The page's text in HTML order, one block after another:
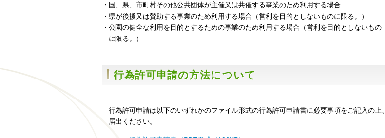
・国、県、市町村その他公共団体が主催又は共催する事業のため利用する場合
・県が後援又は賛助する事業のため利用する場合（営利を目的としないものに限る。）
・公園の健全な利用を目的とするための事業のため利用する場合（営利を目的としないもの
に限る。）
行為許可申請の方法について
行為許可申請は以下のいずれかのファイル形式の行為許可申請書に必要事項をご記入の上、
届出ください。